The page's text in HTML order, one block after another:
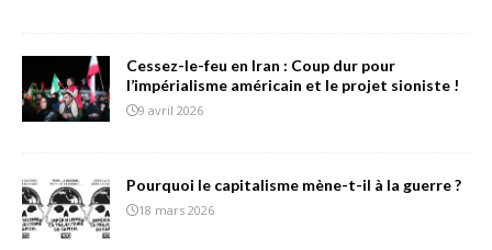
Cessez-le-feu en Iran : Coup dur pour
l’impérialisme américain et le projet sioniste !
9 avril 2026
Pourquoi le capitalisme mène-t-il à la guerre ?
18 mars 2026